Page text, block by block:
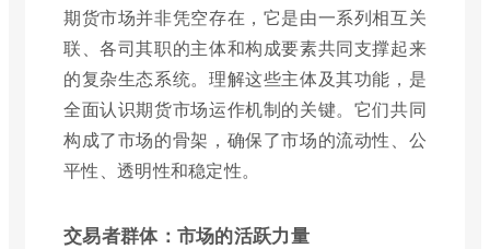
期货市场并非凭空存在，它是由一系列相互关
联、各司其职的主体和构成要素共同支撑起来
的复杂生态系统。理解这些主体及其功能，是
全面认识期货市场运作机制的关键。它们共同
构成了市场的骨架，确保了市场的流动性、公
平性、透明性和稳定性。
交易者群体：市场的活跃力量